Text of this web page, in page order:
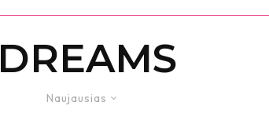
DREAMS
Naujausias